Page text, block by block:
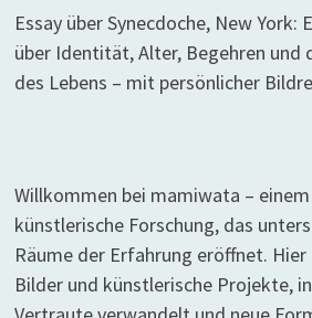
Essay über Synecdoche, New York:
über Identität, Alter, Begehren und
des Lebens – mit persönlicher
Willkommen bei mamiwata –
künstlerische Forschung, das
Räume der Erfahrung eröffnet.
Bilder und künstlerische Projekte,